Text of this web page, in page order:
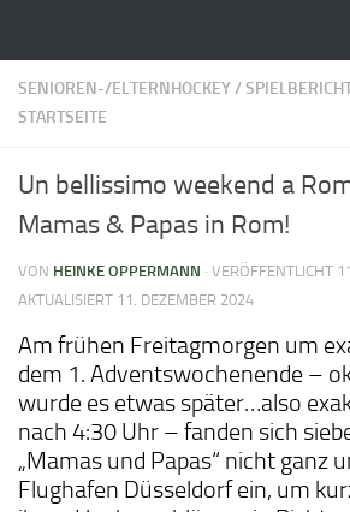
SENIOREN-/ELTERNHOCKEY/
STARTSEITE
Un bellissimo weekend a
Mamas & Papas in Rom!
VON HEINKE OPPERMANN · VERÖFFENTLICHT
AKTUALISIERT 11. DEZEMBER 2024
Am frühen Freitagmorgen um
dem 1. Adventswochenende –
wurde es etwas später…also
nach 4:30 Uhr – fanden sich
„Mamas und Papas“ nicht ganz
Flughafen Düsseldorf ein, um